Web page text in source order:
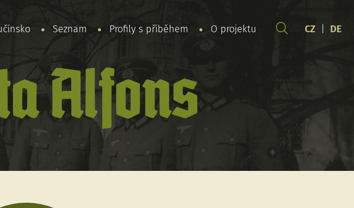
Seznam Profily s příběhem O projektu CZ DE
Alfons